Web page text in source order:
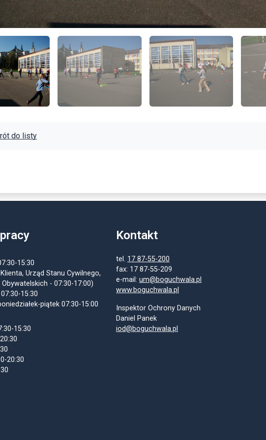
do listy
15:30
Urząd Stanu Cywilnego,
- 07:30-17:00)
15:30
piątek 07:30-15:00
15:30
20:30
Kontakt
tel. 17 87-55-200
fax: 17 87-55-209
e-mail: um@boguchwala.pl
www.boguchwala.pl
Inspektor Ochrony Danych
Daniel Panek
iod@boguchwala.pl